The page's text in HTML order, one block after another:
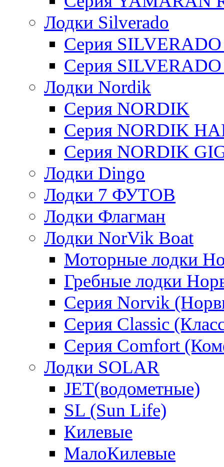
Лодки Silverado
Серия
Серия SILVERADO
Лодки Nordik
Серия NORDIK
Серия NORDIK
Серия NORDIK
Лодки Dingo
Лодки 7 ФУТОВ
Лодки Флагман
Лодки NorVik Boat
Моторные лодки
Гребные лодки
Серия Norvik
Серия Classic
Серия Comfort
Лодки SOLAR
JET(водометные)
SL (Sun Life)
Килевые
МалоКилевые